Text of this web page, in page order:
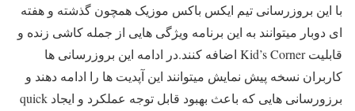
با این بروزرسانی تیم ایکس باکس موزیک همچون گذشته و هفته
ای دوبار میتوانند به این برنامه ویژگی هایی از جمله کاشی زنده و
قابلیت Kid’s Corner اضافه کنند.در ادامه این بروزرسانی ها
کاربران نسخه پیش نمایش میتوانند این آپدیت ها را ادامه دهند و
برزورسانی هایی که باعث بهبود قابل توجه عملکرد و ایجاد quick